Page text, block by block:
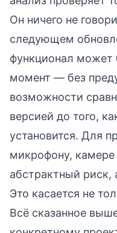
Он ничего не
следующем
функционал может
момент — без
возможности
версией до того,
установится. Для
микрофону, камере
абстрактный риск,
Это касается не
Всё сказанное